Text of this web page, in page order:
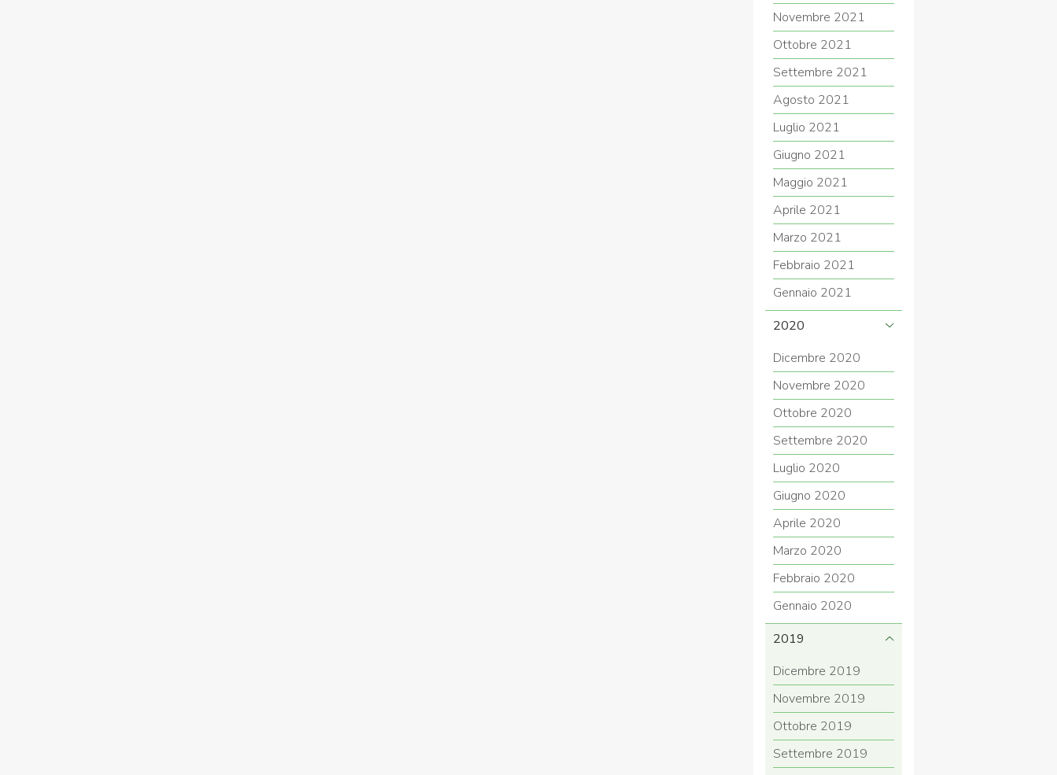
Novembre 2021
Ottobre 2021
Settembre 2021
Agosto 2021
Luglio 2021
Giugno 2021
Maggio 2021
Aprile 2021
Marzo 2021
Febbraio 2021
Gennaio 2021
2020
Dicembre 2020
Novembre 2020
Ottobre 2020
Settembre 2020
Luglio 2020
Giugno 2020
Aprile 2020
Marzo 2020
Febbraio 2020
Gennaio 2020
2019
Dicembre 2019
Novembre 2019
Ottobre 2019
Settembre 2019